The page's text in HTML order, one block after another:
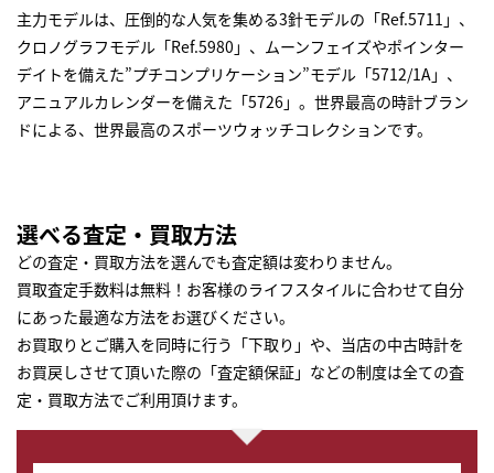
主力モデルは、圧倒的な人気を集める3針モデルの「Ref.5711」、
クロノグラフモデル「Ref.5980」、ムーンフェイズやポインター
デイトを備えた”プチコンプリケーション”モデル「5712/1A」、
アニュアルカレンダーを備えた「5726」。世界最高の時計ブラン
ドによる、世界最高のスポーツウォッチコレクションです。
選べる査定・買取方法
どの査定・買取方法を選んでも査定額は変わりません。
買取査定手数料は無料！お客様のライフスタイルに合わせて自分
にあった最適な方法をお選びください。
お買取りとご購入を同時に行う「下取り」や、当店の中古時計を
お買戻しさせて頂いた際の「査定額保証」などの制度は全ての査
定・買取方法でご利用頂けます。